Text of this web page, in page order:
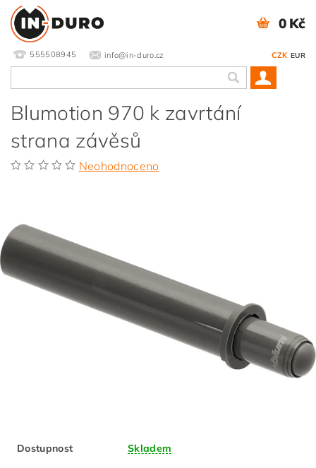
555508945 info@in-duro.cz CZK EUR
0 Kč
Blumotion 970 k zavrtání
strana závěsů
Neohodnoceno
Dostupnost Skladem